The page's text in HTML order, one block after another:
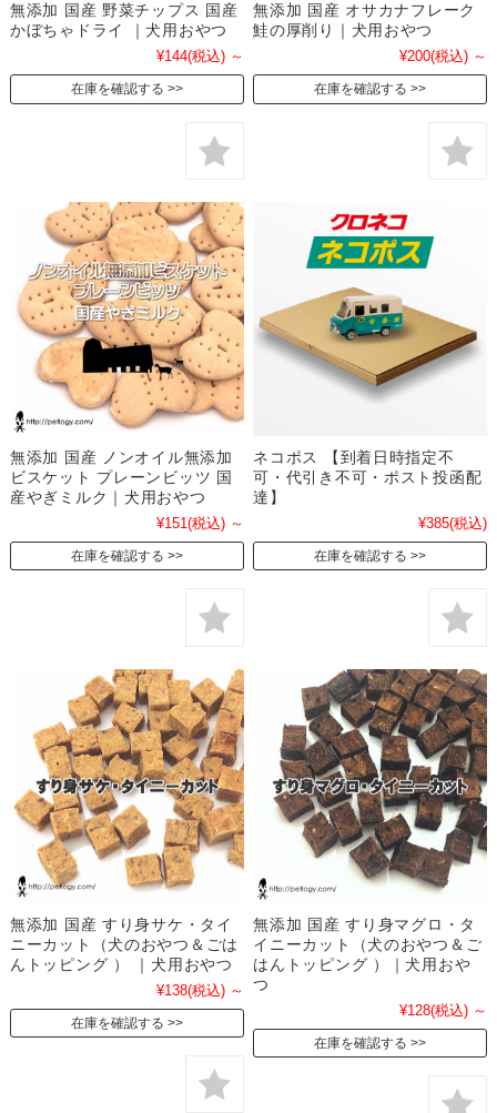
無添加 国産 野菜チップス 国産
かぼちゃドライ ｜犬用おやつ
¥144(税込) ～
在庫を確認する
無添加 国産 オサカナフレーク
鮭の厚削り｜犬用おやつ
¥200(税込) ～
在庫を確認する
無添加 国産 ノンオイル無添加
ビスケット プレーンビッツ 国
産やぎミルク｜犬用おやつ
¥151 (税込) ～
在庫を確認する
ネコポス 【到着日時指定不
可・代引き不可・ポスト投函配
達】
¥385(税込)
在庫を確認する
無添加 国産 すり身サケ・タイ
ニーカット（犬のおやつ＆ごは
んトッピング ） ｜犬用おやつ
¥138(税込) ～
在庫を確認する
無添加 国産 すり身マグロ・タ
イニーカット（犬のおやつ＆ご
はんトッピング ）｜犬用おや
つ
¥128(税込) ～
在庫を確認する